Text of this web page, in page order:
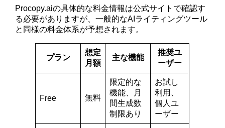
Procopy.aiの具体的な料金情報は公式サイトで確認す
る必要がありますが、一般的なAIライティングツール
と同様の料金体系が予想されます。
プラン
想定
月額
主な機能
推奨ユ
ーザー
Free 無料
限定的な
機能、月
間生成数
制限あり
お試し
利用、
個人ユ
ーザー